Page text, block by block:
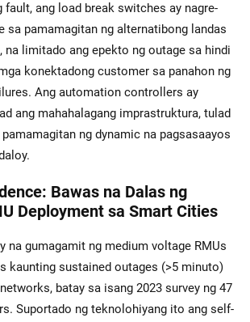
fault, ang load break switches ay nagre-
sa pamamagitan ng alternatibong landas
na limitado ang epekto ng outage sa hindi
konektadong customer sa panahon ng
Ang automation controllers ay
ang mahahalagang imprastruktura, tulad
ng dynamic na pagsasaayos
Bawas na Dalas ng
Deployment sa Smart Cities
na gumagamit ng medium voltage RMUs
kaunting sustained outages (>5 minuto)
batay sa isang 2023 survey ng 47
Suportado ng teknolohiyang ito ang self-